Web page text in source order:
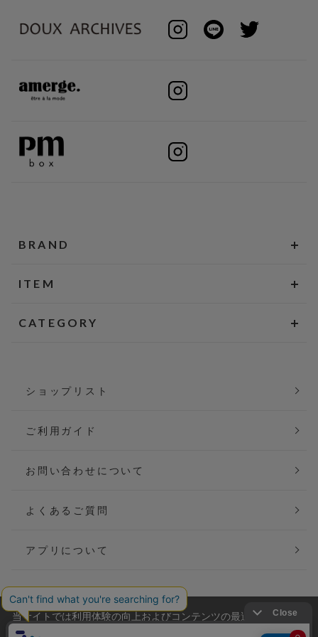
BRAND
ITEM
CATEGORY
ショップリスト
ご利用ガイド
お問い合わせについて
よくあるご質問
アプリについて
会社概要
当サイトでは利用体験の向上およびコンテンツの最適な提供、ト
ラフィックの分析を目的としてCookieを使用しています。